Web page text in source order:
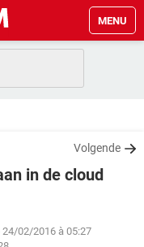
MENU
10
Volgende
in de cloud
24/02/2016 à 05:27